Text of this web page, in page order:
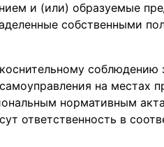
и (или) образуемые
собственными
соблюдению
на местах
нормативным
ответственность в